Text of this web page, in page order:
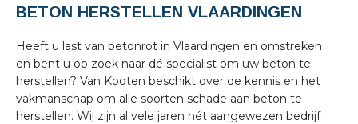
BETON HERSTELLEN VLAARDINGEN
Heeft u last van betonrot in Vlaardingen en omstreken
en bent u op zoek naar dé specialist om uw beton te
herstellen? Van Kooten beschikt over de kennis en het
vakmanschap om alle soorten schade aan beton te
herstellen. Wij zijn al vele jaren hét aangewezen bedrijf